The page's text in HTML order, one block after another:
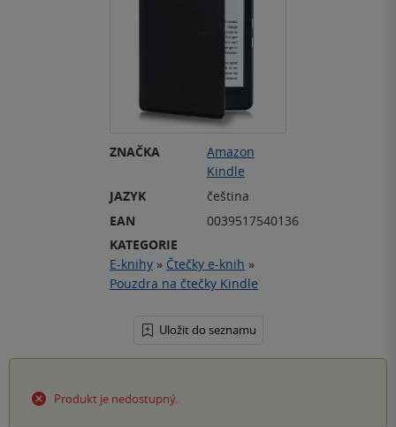
ZNAČKA
Amazon
Kindle
JAZYK
čeština
EAN
0039517540136
KATEGORIE
E-knihy » Čtečky e-knih »
Pouzdra na čtečky Kindle
Uložit do seznamu
Produkt je nedostupný.